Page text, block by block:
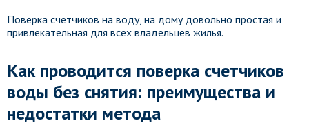
Поверка счетчиков на воду, на дому довольно простая и
привлекательная для всех владельцев жилья.
Как проводится поверка счетчиков
воды без снятия: преимущества и
недостатки метода